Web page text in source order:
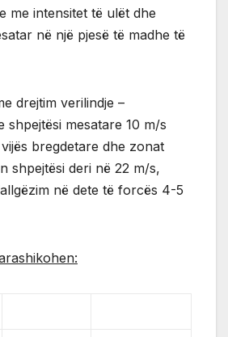
me intensitet të ulët dhe
në një pjesë të madhe të
drejtim verilindje –
shpejtësi mesatare 10 m/s
bregdetare dhe zonat
shpejtësi deri në 22 m/s,
në dete të forcës 4-5